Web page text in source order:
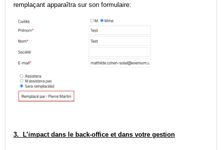
remplaçant apparaîtra sur son formulaire:
3. L’impact dans le back‑office et dans votre gestion